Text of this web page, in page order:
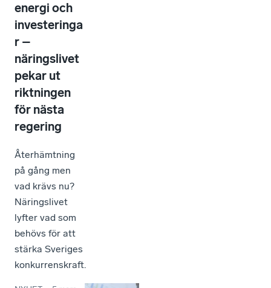
energi och
investeringa
r –
näringslivet
pekar ut
riktningen
för nästa
regering
Återhämtning
på gång men
vad krävs nu?
Näringslivet
lyfter vad som
behövs för att
stärka Sveriges
konkurrenskraft.